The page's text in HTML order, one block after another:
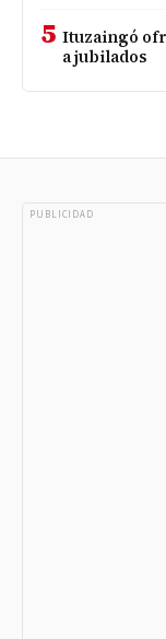
5 Ituzaingó
a jubilados
PUBLICIDAD